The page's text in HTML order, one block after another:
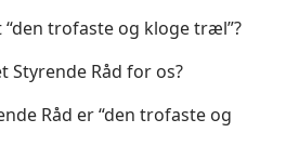
trofaste og kloge træl”?
Styrende Råd for os?
Råd er “den trofaste og